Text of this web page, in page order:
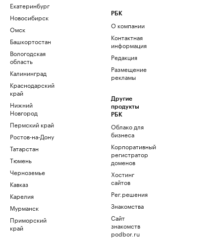
Екатеринбург
Новосибирск
Омск
Башкортостан
Вологодская
область
Калининград
Краснодарский
край
Нижний
Новгород
Пермский край
Ростов-на-Дону
Татарстан
Тюмень
Черноземье
Кавказ
Карелия
Мурманск
Приморский
край
РБК
О компании
Контактная
информация
Редакция
Размещение
рекламы
Другие
продукты
РБК
Облако для
бизнеса
Корпоративный
регистратор
доменов
Хостинг
сайтов
Рег.решения
Знакомства
Сайт
знакомств
podbor.ru